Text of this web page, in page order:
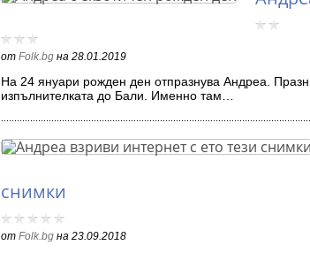
от Folk.bg на 28.01.2019
На 24 януари рожден ден отпразнува Андреа.
изпълнителката до Бали. Именно там…
снимки
от Folk.bg на 23.09.2018